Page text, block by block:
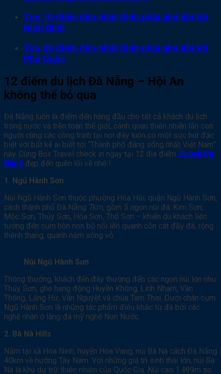
Top 10 điểm đến nhất định phải ghé khi tới
Ninh Bình
Top 30 điểm đến nhất định phải ghé khi tới
Phú Quốc
12 điểm du lịch Đà Nẵng – Hội An
không thể bỏ qua
Đà Nẵng luôn là điểm đến hàng đầu cho tất cả khách du lịch
trong nước và trên toàn thế giới, cảnh quan thiên nhiễn lẫn con
người cùng các công trình tại nơi đây luôn có một sức hút đặc
biệt với bất kể ai biết tới “Thành phố đáng sống nhất Việt Nam”
này. Cùng Box Travel check in ngay tại 12 địa điểm du lịch Đà
Nẵng đẹp đến quên lối về nhé !
1. Ngũ Hành Sơn
Núi Ngũ Hành Sơn thuộc phường Hòa Hải, quận Ngũ Hành Sơn,
cách thành phố Đà Nẵng 7km, gồm 5 ngọn núi đá: Kim Sơn,
Mộc Sơn, Thủy Sơn, Hỏa Sơn, Thổ Sơn – khiến du khách liên
tưởng đến cụm hòn non bộ nổi lên quanh cồn cát đầy đá, rộng
thênh thang, quanh năm sóng vỗ.
Núi Ngũ Hành Sơn
Thông thường, khách đến đây thường đến các ngọn núi lớn như
Thủy Sơn, ghé hang động Huyền Không, Linh Nham, Vân
Thông, Lăng Hư, Vân Nguyệt và chùa Tam Thai. Dưới chân cụm
Ngũ Hành Sơn là những tác phẩm điêu khắc từ đá bởi các
nghệ nhân ở làng đá mỹ nghệ Non Nước.
2. Bà Nà Hills
Nằm tại xã Hòa Ninh, huyện Hòa Vang, núi Bà Nà cách Đà Nẵng
40km về hướng Tây Nam. Với những giá trị sinh thái lớn, núi Bà
Nà là khu dự trữ thiên nhiên của Quốc Gia. Núi cao 1.489m so